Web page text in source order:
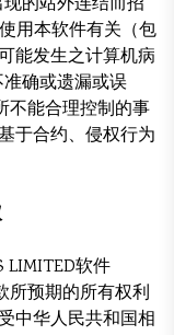
的站外连结而招
用本软件有关（包
能发生之计算机病
确或遗漏或误
不能合理控制的事
于合约、侵权行为
LIMITED软件
所预期的所有权利
中华人民共和国相